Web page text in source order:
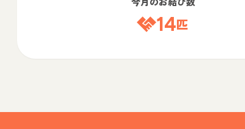
14匹